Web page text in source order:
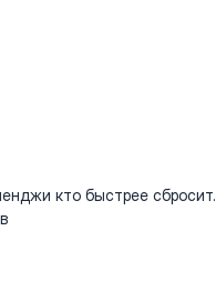
кто быстрее сбросит.